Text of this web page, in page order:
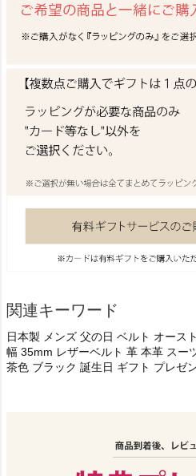
関連キーワード
日本製 メンズ 父の日 ベルト オース
幅 35mm レザーベルト 革 本革 スー
茶色 ブラック 誕生日 ギフト プレゼ